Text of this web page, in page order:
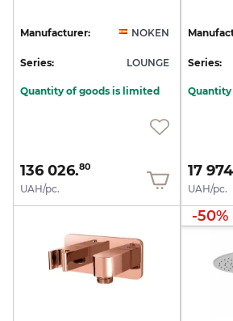
Manufacturer: NOKEN
Series: LOUNGE
Quantity of goods is limited
136 026.80
UAH/pc.
Series:
17
UAH/pc.
-50%